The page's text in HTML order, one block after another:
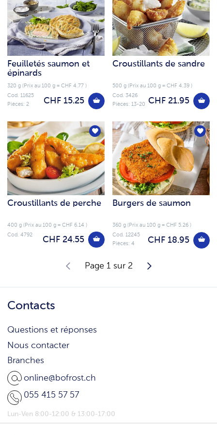
Feuilletés saumon et
épinards
320 g (Prix au 100 g = CHF 4.77 )
CHF 15.25
Cod. 11625
Pièces: 2
Croustillants de sandre
500 g (Prix au 100 g = CHF 4.39 )
CHF 21.95
Cod. 3426
Pièces: 13-20
Croustillants de perche
400 g (Prix au 100 g = CHF 6.14 )
CHF 24.55
Cod. 4792
Burgers de saumon
360 g (Prix au 100 g = CHF 5.26 )
CHF 18.95
Cod. 12245
Pièces: 4
Page 1 sur 2
Contacts
Questions et réponses
Nous contacter
Branches
online@bofrost.ch
055 415 57 57
Lun-Ven 8:00-12:00 & 13:00-17:00